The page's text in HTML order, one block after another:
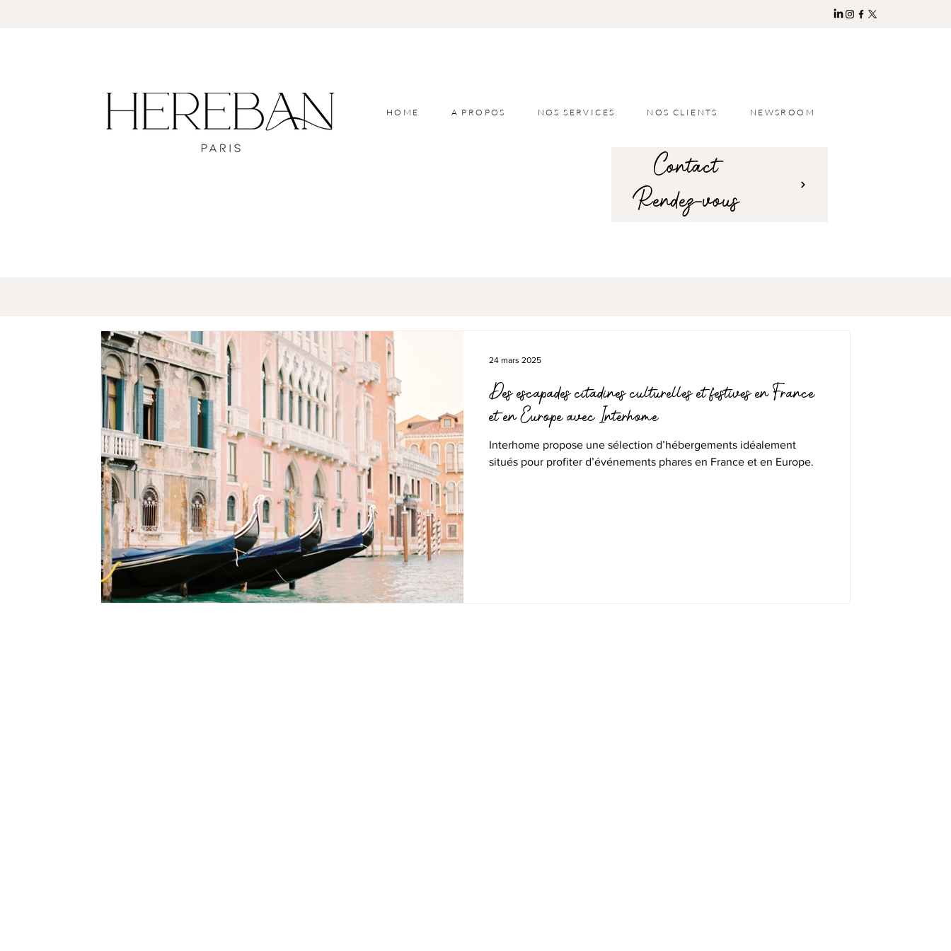
HOME A PROPOS NOS SERVICES NOS CLIENTS NEWSROOM
Rendez-vous
Contact
Des escapades citadines culturelles et festives en France
et en Europe avec Interhome
Interhome propose une sélection d’hébergements idéalement
situés pour profiter d’événements phares en France et en Europe.
24 mars 2025